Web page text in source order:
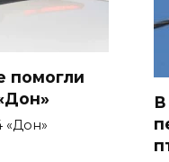
помогли
«Дон»
В